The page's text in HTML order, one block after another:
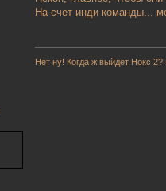
На счет инди команды...
Нет ну! Когда ж выйдет Нокс